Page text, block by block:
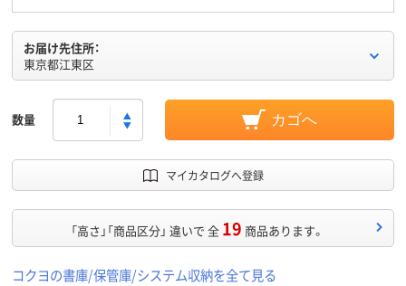
お届け先住所：
東京都江東区
数量 カゴへ
マイカタログへ登録
「高さ」「商品区分」 違いで 全 19 商品あります。
コクヨの書庫/保管庫/システム収納を全て見る